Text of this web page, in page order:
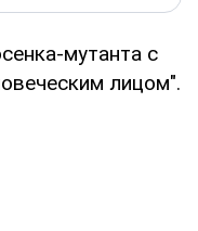
мутанта с
лицом".